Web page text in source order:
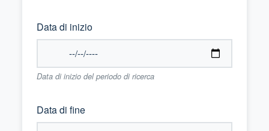
Data di inizio
Data di inizio del periodo di ricerca
Data di fine